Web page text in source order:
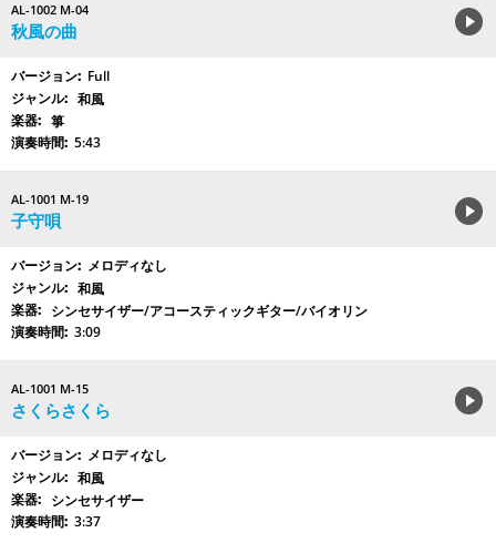
AL-1002 M-04
秋風の曲
Full
和風
箏
5:43
AL-1001 M-19
子守唄
メロディなし
和風
シンセサイザー/アコースティックギター/バイオリン
3:09
AL-1001 M-15
さくらさくら
メロディなし
和風
シンセサイザー
3:37